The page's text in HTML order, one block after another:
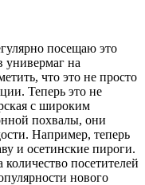
посещаю это
универмаг на
что это не просто
Теперь это не
с широким
похвалы, они
Например, теперь
и осетинские пироги.
количество посетителей
нового